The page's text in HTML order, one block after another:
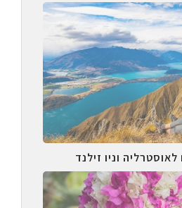
לאוסטרליה וניו זילנד